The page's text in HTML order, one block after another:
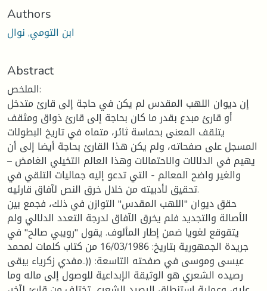
Authors
ابن التومي, نوال
Abstract
الملخص:
إن ديوان اللهب المقدس لم يكن في حاجة إلى قارئ متدخل
أو قارئ مبدع بقدر ما كان بحاجة إلى قارئ ذواق ومثقف
يتلقف المعنى بحماسة ثائر، متماه في تاريخ البطولات
المسجل على صفحاته، ولم يكن هذا القارئ بحاجة أيضا إلى أن
يهيم في الدلالات والاحتمالات وهذا العالم التخيلي الغامض –
والغير واضح المعالم - التي تدعو إليه جماليات التلقي في
تحقيق لأدبيته من خلال خرق النص لآفاق قارئيه.
حقق ديوان ''اللهب المقدس'' التوازن في ذلك، فجمع بين
الأصالة والتجديد فلم يخرق الآفاق لدرجة التعدد الدلالي ولم
يتقوقع لغويا ضمن إطار المألوف. يقول ''رويبي صالح'' في
جريدة الجمهورية بتاريخ: 16/03/1986 من كتاب كلمات لمحمد
عيسى وموسى في صفحته التاسعة: ((..مفدي زكرياء يبقى
رصيده الشعري هو الوثيقة الإبداعية للوصول إلى ماله وما